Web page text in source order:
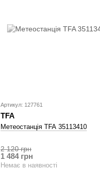
Артикул: 127761
TFA
Метеостанція TFA 35113410
2 120 грн
1 484 грн
Немає в наявності